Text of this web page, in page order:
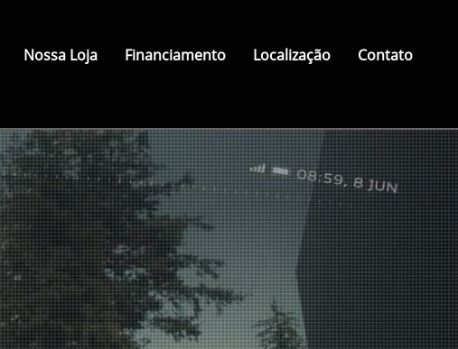
Nossa Loja Financiamento Localização Contato